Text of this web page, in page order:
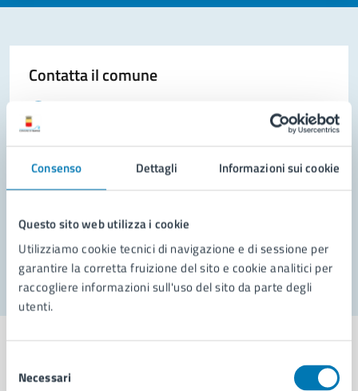
Consenso Dettagli Informazioni sui cookie
Questo sito web utilizza i cookie
Utilizziamo cookie tecnici di navigazione e di sessione per
garantire la corretta fruizione del sito e cookie analitici per
raccogliere informazioni sull'uso del sito da parte degli
utenti.
delNecessari
Contatta il comune
Prenota appuntamento
Problemi in città
Segnala disservizio